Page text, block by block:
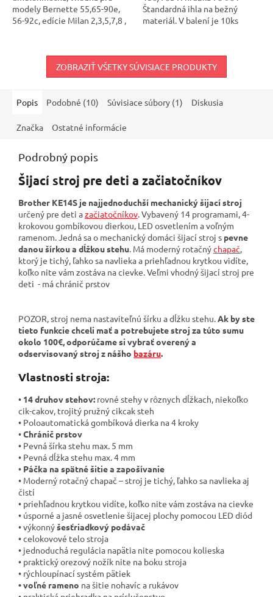
modely Bernette 55,65-90e,
56-92c, edície Milan 2,3,5,7,8 ,
Štandardná ihla na bežný
materiál. V balení je 10ks
ZOBRAZIŤ VŠETKY SÚVISIACE PRODUKTY
Popis Podobné (10) Súvisiace súbory (1) Diskusia
Značka Ostatné informácie
Podrobný popis
Šijací stroj pre deti a začiatočníkov
Brother KE14S je najjednoduchší mechanický šijací stroj
určený pre deti azačiatočníkov. Vybavený 14 programami, 4-
krokovou gombíkovou dierkou, LED osvetlením a voľným
ramenom. Jedná sa o mechanický domáci šijací stroj s pevne
danou šírkou a dĺžkou stehu. Má moderný rotačnýchapač,
ktorý je tichý, ľahko sa navlieka a priehľadnou krytkou vidíte,
koľko nite vám zostáva na cievke. Veľmi vhodný šijací stroj pre
deti - má chránič prstov
POZOR, stroj nema nastaviteľnú šírku a dĺžku stehu.Ak by ste
tieto funkcie chceli mať a potrebujete stroj za túto sumu
okolo 100€, odporúčame si vybrať overený a
odservisovaný stroj z nášho bazáru.
Vlastnosti stroja:
• 14 druhov stehov: rovné stehy v rôznych dĺžkach, niekoľko
cik-cakov, trojitý pružný cikcak steh
• Poloautomatická gombíková dierka na 4 kroky
•Chránič prstov
• Pevná šírka stehu max. 5 mm
• Pevná dĺžka stehu max. 4 mm
• Páčka na spätné šitie a zapošívanie
• Moderný rotačný chapač – stroj je tichý, ľahko sa navlieka aj
čistí
• priehľadnou krytkou vidíte, koľko nite vám zostáva na cievke
• úsporné a jasné osvetlenie šijacej plochy pomocou LED diód
• výkonnýšesťriadkový podávač
• celokovové telo stroja
• jednoduchá regulácia napätia nite pomocou kolieska
• praktický orezový nožík nite na boku stroja
• rýchloupínací systém pätiek
• voľné rameno na šitie nohavíc a rukávov